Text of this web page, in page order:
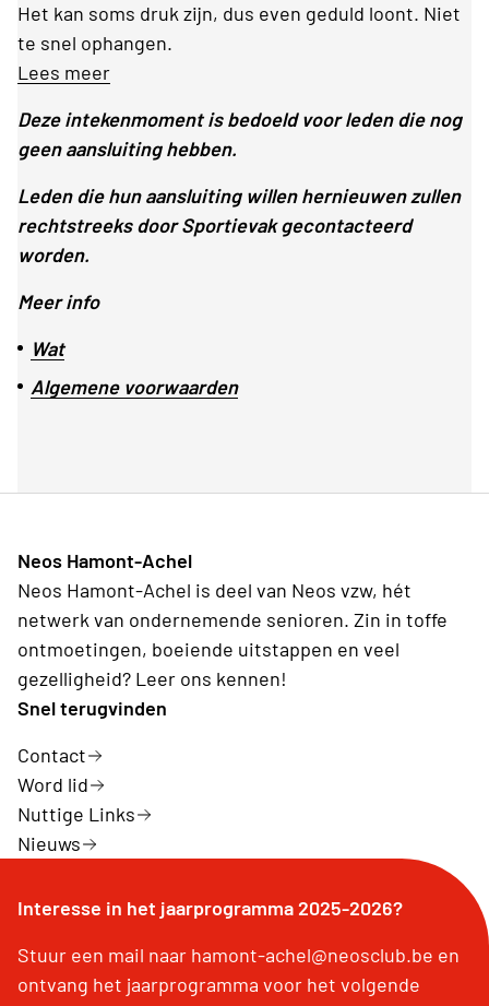
Het kan soms druk zijn, dus even geduld loont. Niet
te snel ophangen.
Lees meer
Deze intekenmoment is bedoeld voor leden die nog
geen aansluiting hebben.
Leden die hun aansluiting willen hernieuwen zullen
rechtstreeks door Sportievak gecontacteerd
worden.
Meer info
Wat
Algemene voorwaarden
Neos Hamont-Achel
Neos Hamont-Achel is deel van Neos vzw, hét
netwerk van ondernemende senioren. Zin in toffe
ontmoetingen, boeiende uitstappen en veel
gezelligheid? Leer ons kennen!
Snel terugvinden
Contact
Word lid
Nuttige Links
Nieuws
Interesse in het jaarprogramma 2025-2026?
Stuur een mail naar hamont-achel@neosclub.be en
ontvang het jaarprogramma voor het volgende